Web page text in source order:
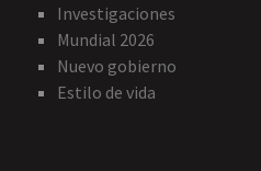
Investigaciones
Mundial 2026
Nuevo gobierno
Estilo de vida